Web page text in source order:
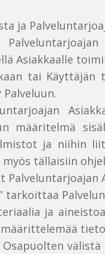
ja
Asiakkaalle
tai Käyttäjän
määritelmä
ja niihin
tällaisiin
Palveluntarjoajan
tarkoittaa
ja